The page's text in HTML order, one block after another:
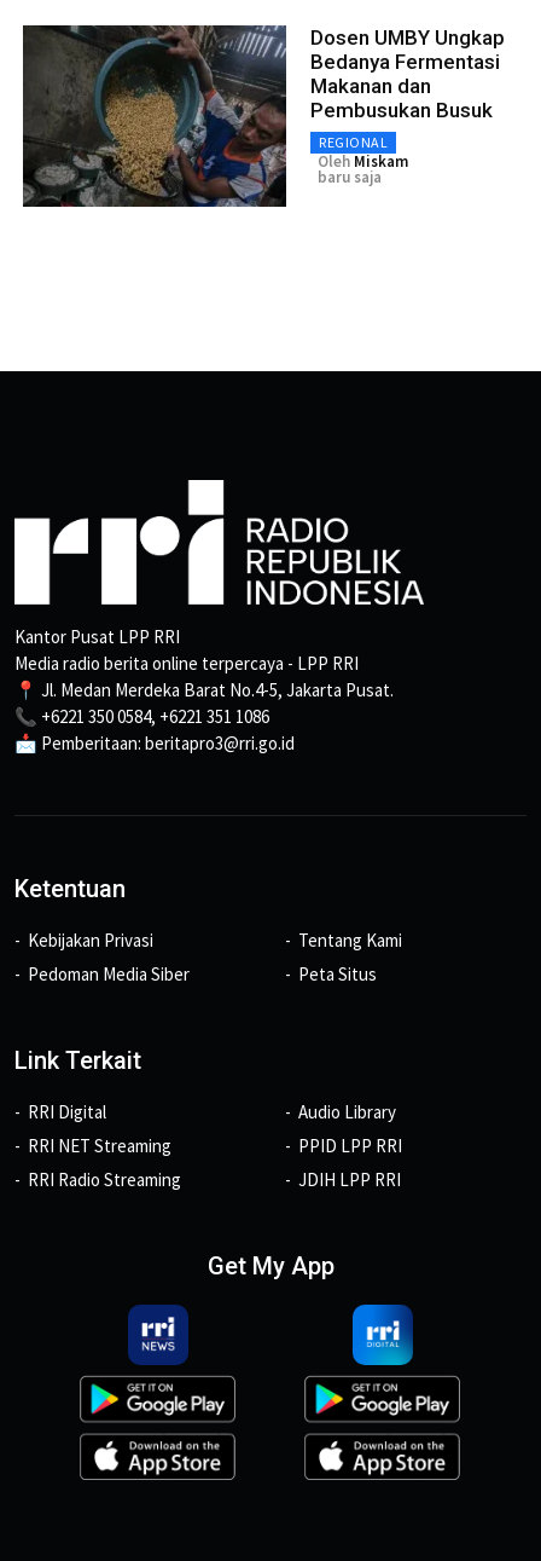
Dosen UMBY Ungkap
Bedanya Fermentasi
Makanan dan
Pembusukan Busuk
REGIONAL
Oleh Miskam
baru saja
Kantor Pusat LPP RRI
Media radio berita online terpercaya - LPP RRI
📍 Jl. Medan Merdeka Barat No.4-5, Jakarta Pusat.
📞 +6221 350 0584, +6221 351 1086
📩 Pemberitaan: beritapro3@rri.go.id
Ketentuan
Kebijakan Privasi
Pedoman Media Siber
Tentang Kami
Peta Situs
Link Terkait
RRI Digital
RRI NET Streaming
RRI Radio Streaming
Audio Library
PPID LPP RRI
JDIH LPP RRI
Get My App